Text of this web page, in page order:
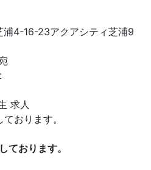
4-16-23アクアシティ芝浦9
求人
おります。
ております。